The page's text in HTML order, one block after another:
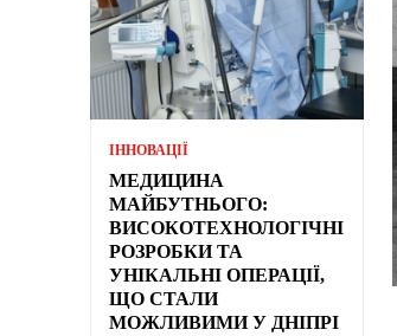
ІННОВАЦІЇ
МЕДИЦИНА
МАЙБУТНЬОГО:
ВИСОКОТЕХНОЛОГІЧНІ
РОЗРОБКИ ТА
УНІКАЛЬНІ ОПЕРАЦІЇ,
ЩО СТАЛИ
МОЖЛИВИМИ У ДНІПРІ